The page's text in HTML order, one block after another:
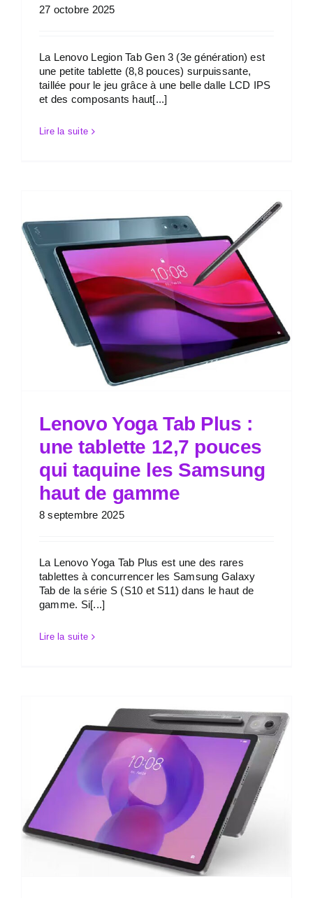
27 octobre 2025
La Lenovo Legion Tab Gen 3 (3e génération) est
une petite tablette (8,8 pouces) surpuissante,
taillée pour le jeu grâce à une belle dalle LCD IPS
et des composants haut[...]
Lire la suite
Lenovo Yoga Tab Plus :
une tablette 12,7 pouces
qui taquine les Samsung
haut de gamme
8 septembre 2025
La Lenovo Yoga Tab Plus est une des rares
tablettes à concurrencer les Samsung Galaxy
Tab de la série S (S10 et S11) dans le haut de
gamme. Si[...]
Lire la suite